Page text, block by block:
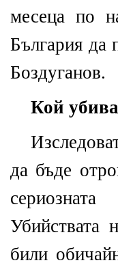
месеца по
България да
Боздуганов.
Кой
да бъде
Убийствата
били